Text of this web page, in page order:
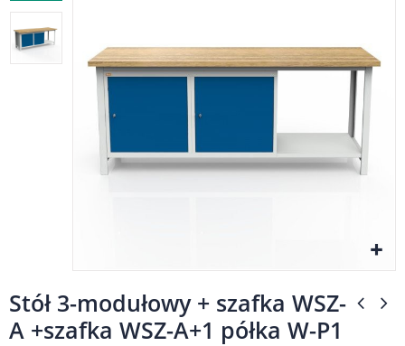
Stół 3-modułowy + szafka WSZ-
A +szafka WSZ-A+1 półka W-P1